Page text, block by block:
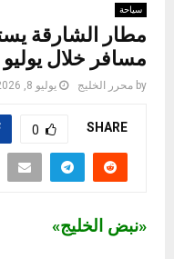
سياحة
مسافر خلال يوليو
by محرر الخليج يوليو 8, 2026
SHARE
0
«نبض الخليج»